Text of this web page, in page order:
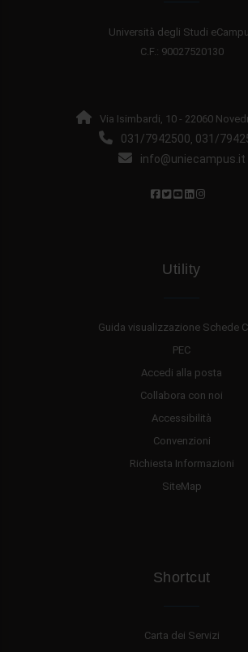
Università degli Studi
C.F.: 90027520130
Via Isimbardi, 10 - 22060
031/7942500, 031/
info@uniecampus.it
Utility
Guida visualizzazione Schede
PEC
Accedi alla posta
Collabora con noi
Accessibilità
Convenzioni
Richiesta Informazioni
SiteMap
Shortcut
Carta dei Servizi